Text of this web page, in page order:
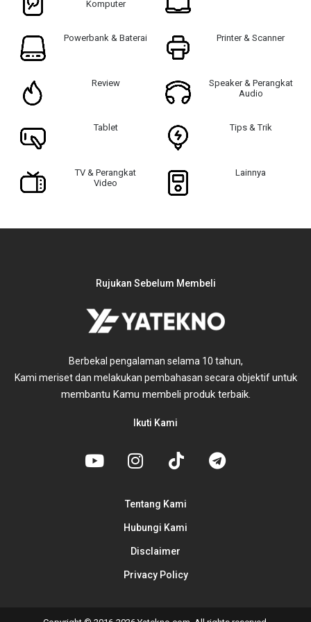
Komputer
Powerbank & Baterai Printer & Scanner
Review
Speaker & Perangkat
Audio
Tablet Tips & Trik
TV & Perangkat
Video
Lainnya
Rujukan Sebelum Membeli
Berbekal pengalaman selama 10 tahun,
Kami meriset dan melakukan pembahasan secara objektifuntuk
membantu Kamu membeli produk terbaik.
Ikuti Kami
Tentang Kami
Hubungi Kami
Disclaimer
Privacy Policy